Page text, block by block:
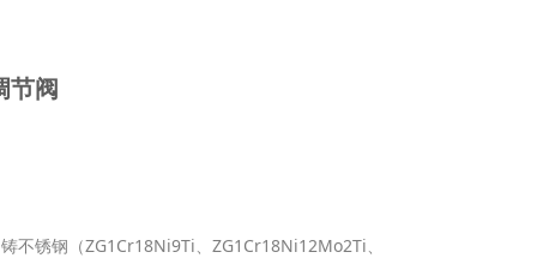
节阀
不锈钢（ZG1Cr18Ni9Ti、ZG1Cr18Ni12Mo2Ti、